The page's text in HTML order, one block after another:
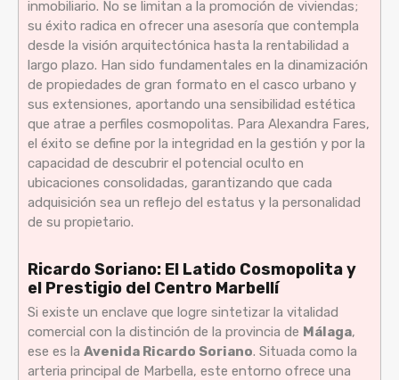
inmobiliario. No se limitan a la promoción de viviendas;
su éxito radica en ofrecer una asesoría que contempla
desde la visión arquitectónica hasta la rentabilidad a
largo plazo. Han sido fundamentales en la dinamización
de propiedades de gran formato en el casco urbano y
sus extensiones, aportando una sensibilidad estética
que atrae a perfiles cosmopolitas. Para Alexandra Fares,
el éxito se define por la integridad en la gestión y por la
capacidad de descubrir el potencial oculto en
ubicaciones consolidadas, garantizando que cada
adquisición sea un reflejo del estatus y la personalidad
de su propietario.
Ricardo Soriano: El Latido Cosmopolita y
el Prestigio del Centro Marbellí
Si existe un enclave que logre sintetizar la vitalidad
comercial con la distinción de la provincia de Málaga,
ese es la Avenida Ricardo Soriano. Situada como la
arteria principal de Marbella, este entorno ofrece una